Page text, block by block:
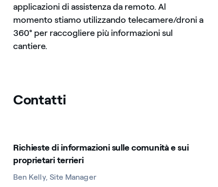
applicazioni di assistenza da remoto. Al
momento stiamo utilizzando telecamere/droni a
360° per raccogliere più informazioni sul
cantiere.
Contatti
Richieste di informazioni sulle comunità e sui
proprietari terrieri
Ben Kelly, Site Manager